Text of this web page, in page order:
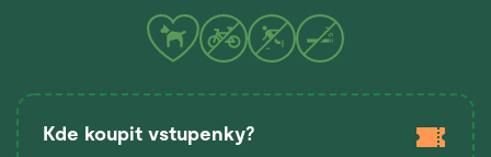
Kde koupit vstupenky?